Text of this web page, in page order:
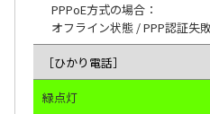
PPPoE方式の場合：
オフライン状態 / PPP認証失敗
［ひかり電話］
緑点灯